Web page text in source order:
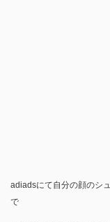
adiadsにて自分の顔のシ
で